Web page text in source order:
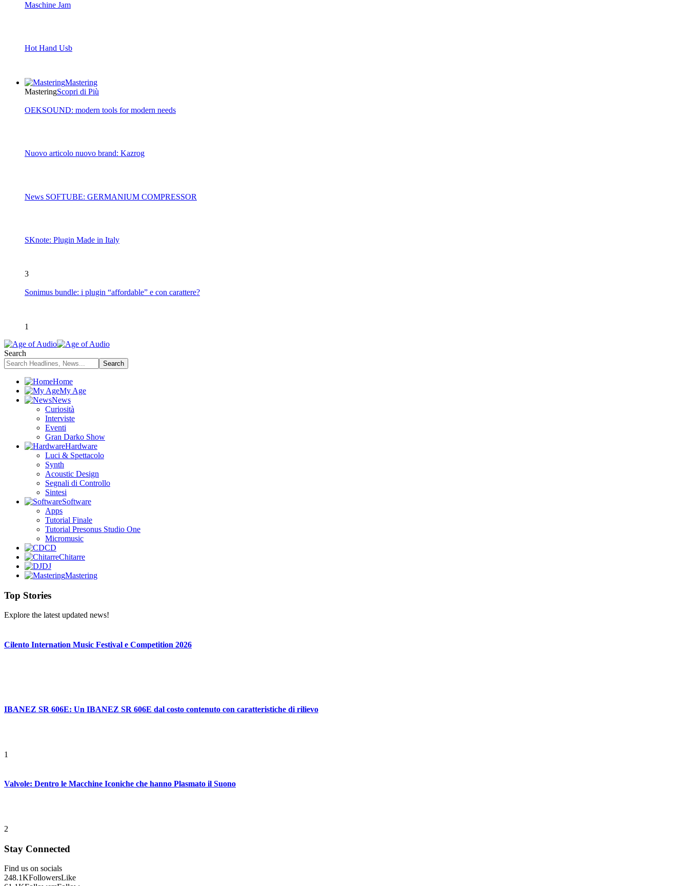
Maschine Jam
Hot Hand Usb
Mastering
MasteringScopri di Più
OEKSOUND: modern tools for modern needs
Nuovo articolo nuovo brand: Kazrog
News SOFTUBE: GERMANIUM COMPRESSOR
SKnote: Plugin Made in Italy
3
Sonimus bundle: i plugin “affordable” e con carattere?
1
Search
Home
My Age
News
Curiosità
Interviste
Eventi
Gran Darko Show
Hardware
Luci & Spettacolo
Synth
Acoustic Design
Segnali di Controllo
Sintesi
Software
Apps
Tutorial Finale
Tutorial Presonus Studio One
Micromusic
CD
Chitarre
DJ
Mastering
Top Stories
Explore the latest updated news!
Cilento Internation Music Festival e Competition 2026
IBANEZ SR 606E: Un IBANEZ SR 606E dal costo contenuto con caratteristiche di rilievo
1
Valvole: Dentro le Macchine Iconiche che hanno Plasmato il Suono
2
Stay Connected
Find us on socials
248.1KFollowersLike